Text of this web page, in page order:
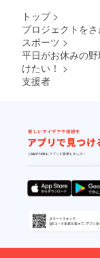
トップ >
プロジェクトを
スポーツ >
平日がお休みの
けたい！ >
支援者